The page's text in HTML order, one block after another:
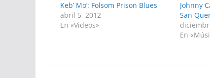
Keb’ Mo’: Folsom Prison Blues
abril 5, 2012
En «Videos»
Johnny
San
En